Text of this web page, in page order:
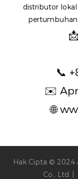
distributor
pertumbuhan
📩
📞
✉️
🌐
Hak Cipta © 2024
Co., Ltd. |